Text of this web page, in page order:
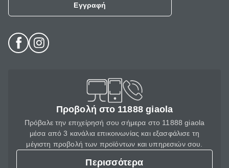
Εγγραφή
Προβολή στο 11888 giaola
Πρόβαλε την επιχείρησή σου σήμερα στο 11888 giaola
μέσα από 3 κανάλια επικοινωνίας και εξασφάλισε τη
μέγιστη προβολή των προϊόντων και υπηρεσιών σου.
Περισσότερα